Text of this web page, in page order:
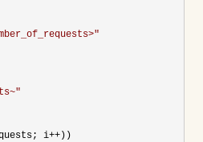
"
"
i++